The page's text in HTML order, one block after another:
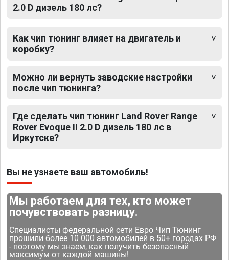
2.0 D дизель 180 лс?
Как чип тюнинг влияет на двигатель и
коробку?
Можно ли вернуть заводские настройки
после чип тюнинга?
Где сделать чип тюнинг Land Rover Range
Rover Evoque II 2.0 D дизель 180 лс в
Иркутске?
Вы не узнаете ваш автомобиль!
Мы работаем для тех, кто может
почувствовать разницу.
Специалисты федеральной сети Евро Чип Тюнинг
прошили более 10 000 автомобилей в 50+ городах РФ
- поэтому мы знаем, как получить безопасный
максимум от каждой машины!